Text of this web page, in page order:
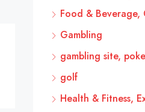
Food & Beverage,
Gambling
gambling site,
golf
Health & Fitness,